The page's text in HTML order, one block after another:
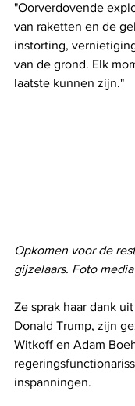
"Oorverdovende
van raketten en de
instorting,
van de grond. Elk
laatste kunnen zijn."
Opkomen voor de
gijzelaars. Foto media
Ze sprak haar dank
Donald Trump, zijn
Witkoff en Adam
inspanningen.